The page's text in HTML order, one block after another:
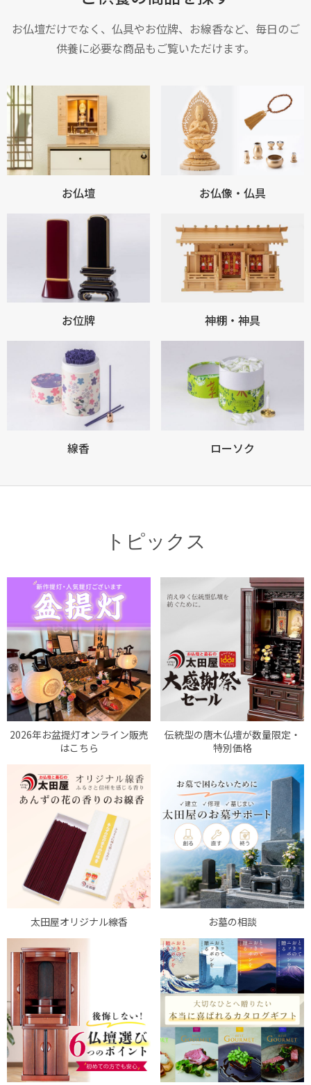
お買い物を続ける カートへ進む
お仏壇だけでなく、仏具やお位牌、お線香など、毎日のご
供養に必要な商品もご覧いただけます。
お仏壇 お仏像・仏具
お位牌 神棚・神具
線香 ローソク
トピックス
2026年お盆提灯オンライン販売
はこちら
伝統型の唐木仏壇が数量限定・
特別価格
太田屋オリジナル線香 お墓の相談